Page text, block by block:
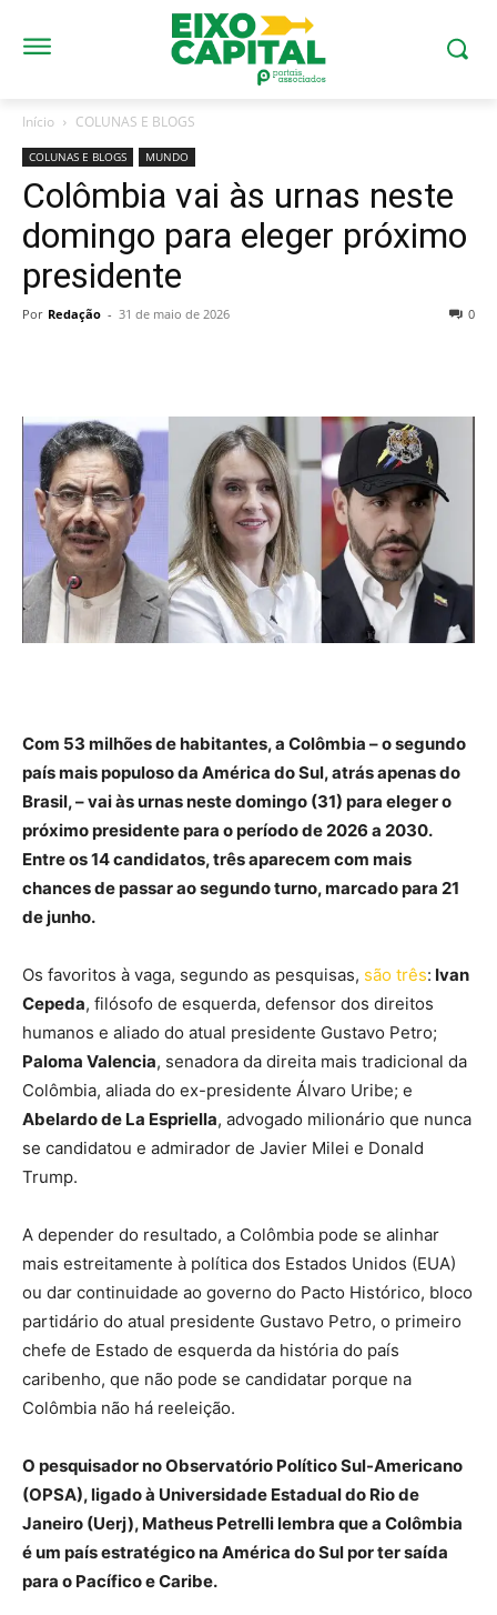
Início COLUNAS E BLOGS
COLUNAS E BLOGS MUNDO
Colômbia vai às urnas neste
domingo para eleger próximo
presidente
Por Redação - 31 de maio de 2026 0
Com 53 milhões de habitantes, a Colômbia – o segundo
país mais populoso da América do Sul, atrás apenas do
Brasil, – vai às urnas neste domingo (31) para eleger o
próximo presidente para o período de 2026 a 2030.
Entre os 14 candidatos, três aparecem com mais
chances de passar ao segundo turno, marcado para 21
de junho.
Os favoritos à vaga, segundo as pesquisas, são três: Ivan
Cepeda, filósofo de esquerda, defensor dos direitos
humanos e aliado do atual presidente Gustavo Petro;
Paloma Valencia, senadora da direita mais tradicional da
Colômbia, aliada do ex-presidente Álvaro Uribe; e
Abelardo de La Espriella, advogado milionário que nunca
se candidatou e admirador de Javier Milei e Donald
Trump.
A depender do resultado, a Colômbia pode se alinhar
mais estreitamente à política dos Estados Unidos (EUA)
ou dar continuidade ao governo do Pacto Histórico, bloco
partidário do atual presidente Gustavo Petro, o primeiro
chefe de Estado de esquerda da história do país
caribenho, que não pode se candidatar porque na
Colômbia não há reeleição.
O pesquisador no Observatório Político Sul-Americano
(OPSA), ligado à Universidade Estadual do Rio de
Janeiro (Uerj), Matheus Petrelli lembra que a Colômbia
é um país estratégico na América do Sul por ter saída
para o Pacífico e Caribe.